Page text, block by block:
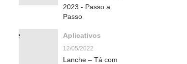
2023 - Passo a
Passo
Aplicativos
12/05/2022
Lanche – Tá com